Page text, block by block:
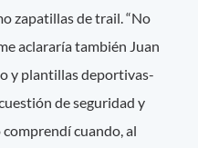
zapatillas de trail. “No
aclararía también Juan
y plantillas deportivas-
de seguridad y
comprendí cuando, al